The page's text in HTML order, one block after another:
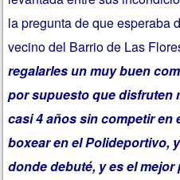
la pregunta de que esperaba
vecino del Barrio de Las
regalarles un muy buen
por supuesto que disfruten
casi 4 años sin competir en
boxear en el Polideportivo,
donde debuté, y es el